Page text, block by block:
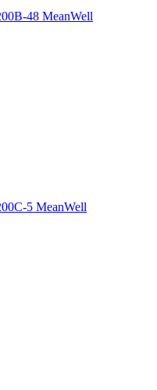
48 MeanWell
5 MeanWell